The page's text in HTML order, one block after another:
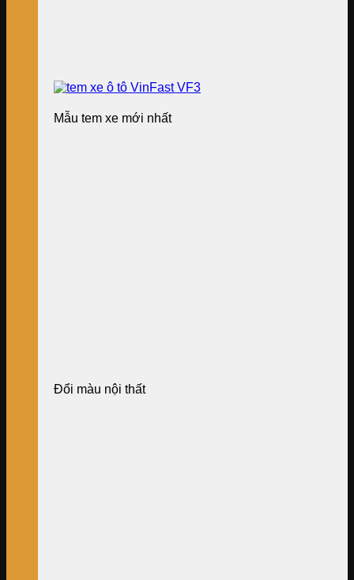
Mẫu tem xe mới nhất
Đổi màu nội thất